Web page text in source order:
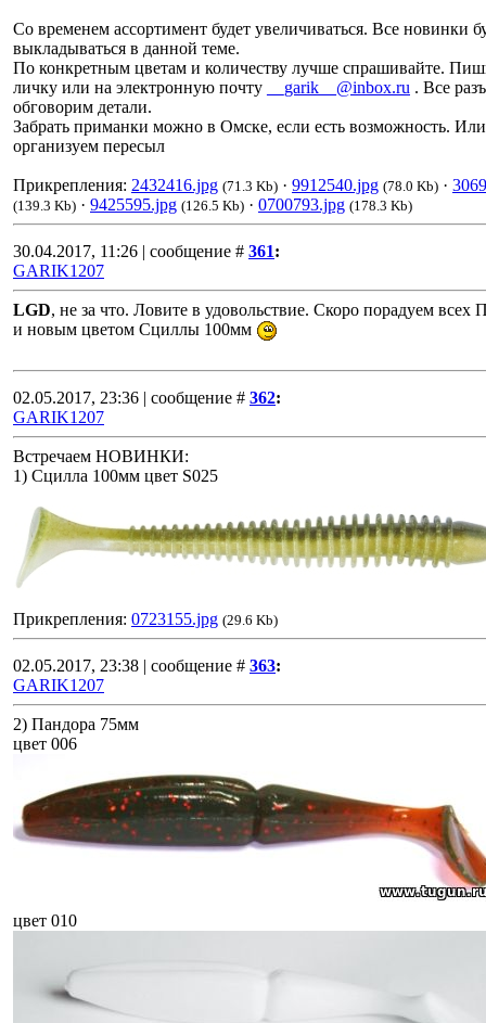
Со временем ассортимент будет увеличиваться. Все новинки
выкладываться в данной теме.
По конкретным цветам и количеству лучше спрашивайте.
личку или на электронную почту
__garik__@inbox.ru . Все
обговорим детали.
Забрать приманки можно в Омске, если есть возможность. Или
организуем пересыл
Прикрепления: 2432416.jpg (71.3 Kb) · 9912540.jpg (78.0 Kb) ·
(139.3 Kb) · 9425595.jpg (126.5 Kb) · 0700793.jpg (178.3 Kb)
30.04.2017, 11:26 | сообщение # 361:
GARIK1207
LGD, не за что. Ловите в удовольствие. Скоро порадуем всех
и новым цветом Сциллы 100мм
02.05.2017, 23:36 | сообщение # 362:
GARIK1207
Встречаем НОВИНКИ:
1) Сцилла 100мм цвет S025
Прикрепления: 0723155.jpg (29.6 Kb)
02.05.2017, 23:38 | сообщение # 363:
GARIK1207
2) Пандора 75мм
цвет 006
цвет 010